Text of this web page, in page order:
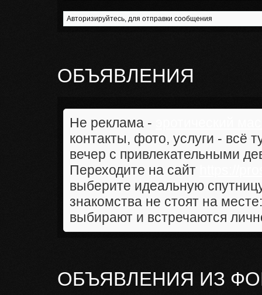
Авторизируйтесь, для отправки сообщения
ОБЪЯВЛЕНИЯ
Не реклама -
контакты, фото, услуги - всё
вечер с привлекательными
Переходите на сайт
выберите идеальную
знакомства не стоят на
выбирают и встречаются
ОБЪЯВЛЕНИЯ ИЗ